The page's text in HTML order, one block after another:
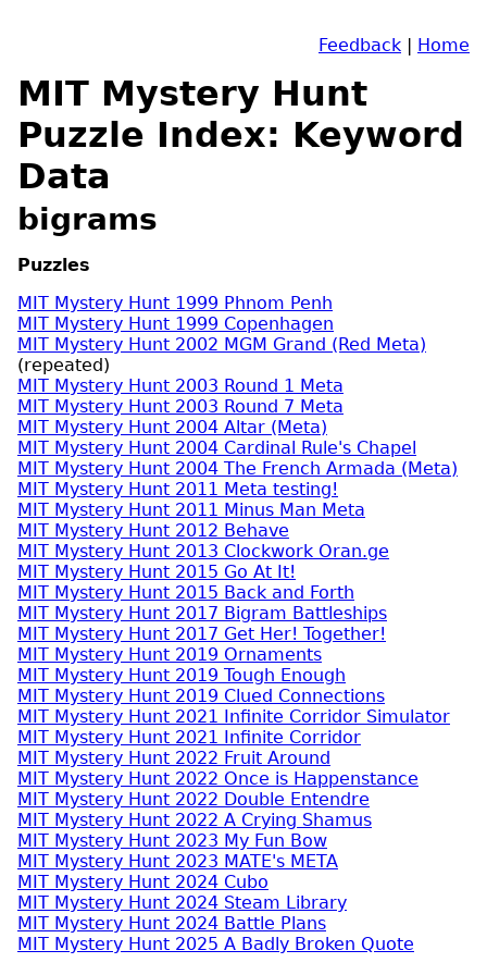
Feedback | Home
MIT Mystery Hunt
Puzzle Index: Keyword
Data
bigrams
Puzzles
MIT Mystery Hunt 1999 Phnom Penh
MIT Mystery Hunt 1999 Copenhagen
MIT Mystery Hunt 2002 MGM Grand (Red Meta)
(repeated)
MIT Mystery Hunt 2003 Round 1 Meta
MIT Mystery Hunt 2003 Round 7 Meta
MIT Mystery Hunt 2004 Altar (Meta)
MIT Mystery Hunt 2004 Cardinal Rule's Chapel
MIT Mystery Hunt 2004 The French Armada (Meta)
MIT Mystery Hunt 2011 Meta testing!
MIT Mystery Hunt 2011 Minus Man Meta
MIT Mystery Hunt 2012 Behave
MIT Mystery Hunt 2013 Clockwork Oran.ge
MIT Mystery Hunt 2015 Go At It!
MIT Mystery Hunt 2015 Back and Forth
MIT Mystery Hunt 2017 Bigram Battleships
MIT Mystery Hunt 2017 Get Her! Together!
MIT Mystery Hunt 2019 Ornaments
MIT Mystery Hunt 2019 Tough Enough
MIT Mystery Hunt 2019 Clued Connections
MIT Mystery Hunt 2021 Infinite Corridor Simulator
MIT Mystery Hunt 2021 Infinite Corridor
MIT Mystery Hunt 2022 Fruit Around
MIT Mystery Hunt 2022 Once is Happenstance
MIT Mystery Hunt 2022 Double Entendre
MIT Mystery Hunt 2022 A Crying Shamus
MIT Mystery Hunt 2023 My Fun Bow
MIT Mystery Hunt 2023 MATE's META
MIT Mystery Hunt 2024 Cubo
MIT Mystery Hunt 2024 Steam Library
MIT Mystery Hunt 2024 Battle Plans
MIT Mystery Hunt 2025 A Badly Broken Quote